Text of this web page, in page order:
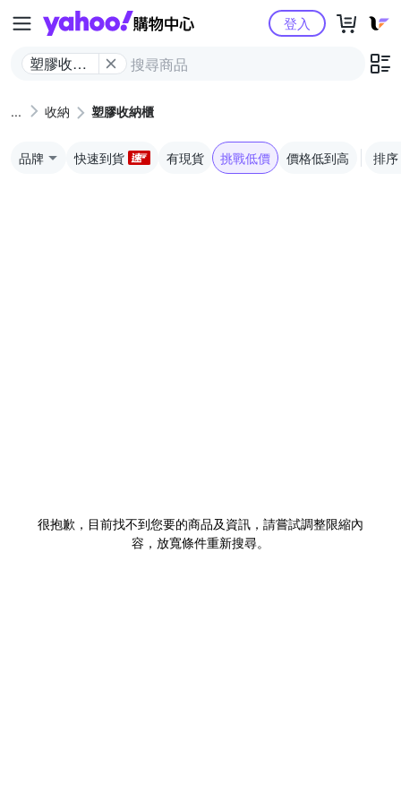
Yahoo購物中心
塑膠收納
登入
收納 塑膠收納櫃
品牌 快速到貨 有現貨 挑戰低價 價格低到高 排序
很抱歉，目前找不到您要的商品及資訊，請嘗試調整限縮內
容，放寬條件重新搜尋。